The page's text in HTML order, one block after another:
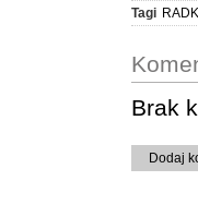
Tagi
Brak
Dodaj